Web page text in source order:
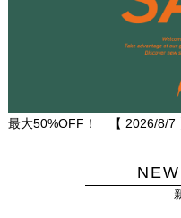
最大50%OFF！ 【 2026/8/7